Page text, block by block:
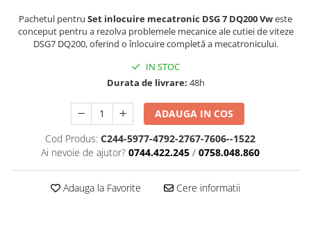
Pachetul pentru Set inlocuire mecatronic DSG 7 DQ200 Vweste
conceput pentru a rezolva problemele mecanice ale cutiei de viteze
DSG7 DQ200, oferind o înlocuire completă a mecatronicului.
IN STOC
Durata de livrare: 48h
ADAUGA IN COS
Cod Produs: C244-5977-4792-2767-7606--1522
Ai nevoie de ajutor? 0744.422.245 / 0758.048.860
Adauga la Favorite Cere informatii